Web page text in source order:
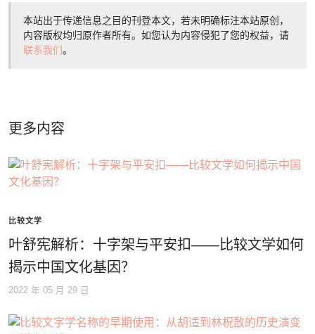
本站出于传递信息之目的刊登本文，若未明确标注本站原创，
内容版权均归原作者所有。如您认为内容侵犯了您的权益，请
联系我们。
更多内容
比较文学
叶舒宪解析：十字架与平安扣——比较文学如何
揭示中国文化基因？
2022 年 05 月 29 日